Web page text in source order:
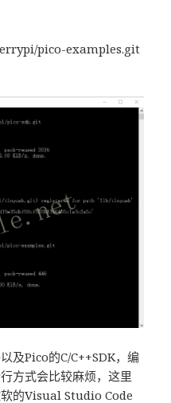
pico-examples.git
及Pico的C/C++SDK，编
方式会比较麻烦，这里
的Visual Studio Code